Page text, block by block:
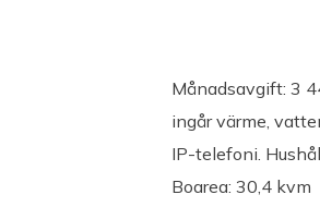
Månadsavgift: 3
ingår värme,
IP-telefoni.
Boarea: 30,4 kvm